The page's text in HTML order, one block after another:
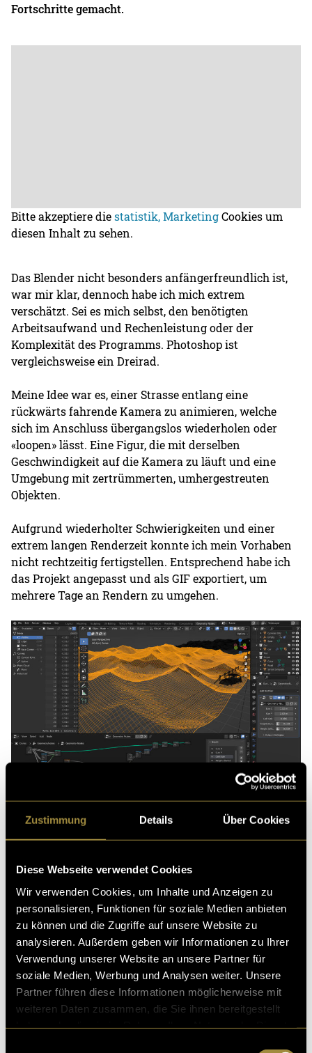
Zustimmung Details Über Cookies
Diese Webseite verwendet Cookies
Wir verwenden Cookies, um Inhalte und Anzeigen zu
personalisieren, Funktionen für soziale Medien anbieten
zu können und die Zugriffe auf unsere Website zu
analysieren. Außerdem geben wir Informationen zu Ihrer
Verwendung unserer Website an unsere Partner für
soziale Medien, Werbung und Analysen weiter. Unsere
Partner führen diese Informationen möglicherweise mit
weiteren Daten zusammen, die Sie ihnen bereitgestellt
Fortschritte gemacht.
Bitte akzeptiere diestatistik, MarketingCookies um
diesen Inhalt zu sehen.
Das Blender nicht besonders anfängerfreundlich ist,
war mir klar, dennoch habe ich mich extrem
verschätzt. Sei es mich selbst, den benötigten
Arbeitsaufwand und Rechenleistung oder der
Komplexität des Programms. Photoshop ist
vergleichsweise ein Dreirad.
Meine Idee war es, einer Strasse entlang eine
rückwärts fahrende Kamera zu animieren, welche
sich im Anschluss übergangslos wiederholen oder
«loopen» lässt. Eine Figur, die mit derselben
Geschwindigkeit auf die Kamera zu läuft und eine
Umgebung mit zertrümmerten, umhergestreuten
Objekten.
Aufgrund wiederholter Schwierigkeiten und einer
extrem langen Renderzeit konnte ich mein Vorhaben
nicht rechtzeitig fertigstellen. Entsprechend habe ich
das Projekt angepasst und als GIF exportiert, um
mehrere Tage an Rendern zu umgehen.
Dunes (Procedual, Nodes)
zentraler Bestandteil. Ein mir bisher fremdes System.
Mithilfe von Tutorials konnte ich mich damit Teile
einer Umgebung zusammenbasteln und generieren
lassen. Auch dort bin ich aber auf Schwierigkeiten
gestossen, weshalb ich wiederholt neu anfangen
musste, bis ich etwas für das Projekt brauchen konnte.